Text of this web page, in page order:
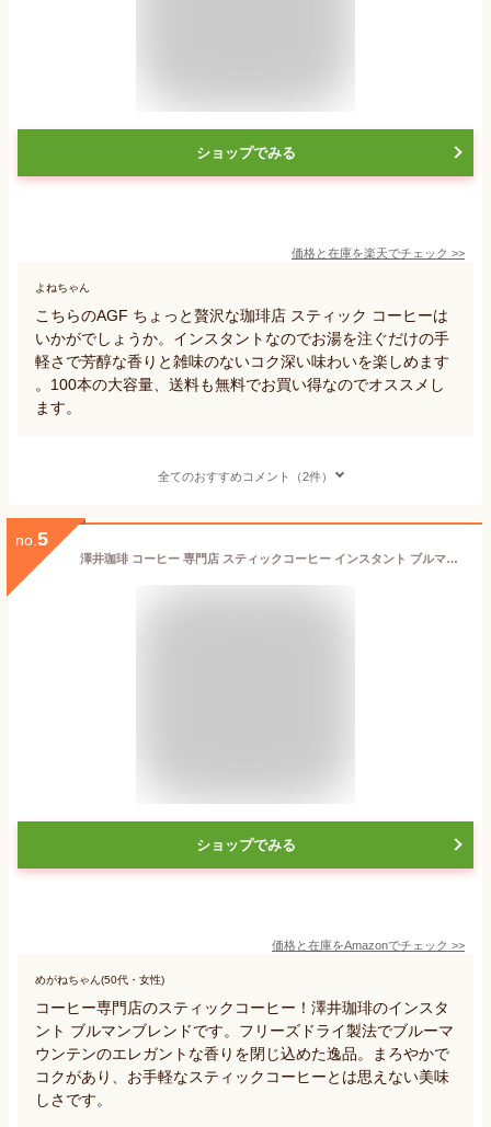
ショップでみる
価格と在庫を楽天でチェック >>
よねちゃん
こちらのAGF ちょっと贅沢な珈琲店 スティック コーヒーは
いかがでしょうか。インスタントなのでお湯を注ぐだけの手
軽さで芳醇な香りと雑味のないコク深い味わいを楽しめます
。100本の大容量、送料も無料でお買い得なのでオススメし
ます。
全てのおすすめコメント（2件）
no. 5
澤井珈琲 コーヒー 専門店 スティックコーヒー インスタント ブルマンブレンド50本入セット
ショップでみる
価格と在庫をAmazonでチェック >>
めがねちゃん(50代・女性)
コーヒー専門店のスティックコーヒー！澤井珈琲のインスタ
ント ブルマンブレンドです。フリーズドライ製法でブルーマ
ウンテンのエレガントな香りを閉じ込めた逸品。まろやかで
コクがあり、お手軽なスティックコーヒーとは思えない美味
しさです。